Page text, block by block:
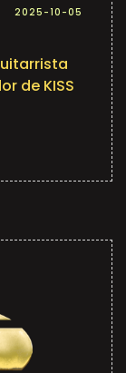
2025-10-05
de KISS